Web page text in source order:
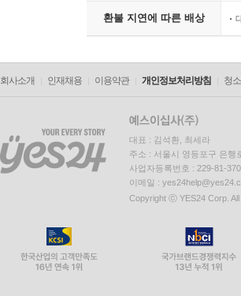
환불 지연에 따른 배상
회사소개 인재채용 이용약관 개인정보처리방침 청
대표 : 김석환, 최세라
주소 : 서울시 영등포구 은행
사업자등록번호 : 229-81-
이메일 :
Copyright ⓒ YES24 Corp. All